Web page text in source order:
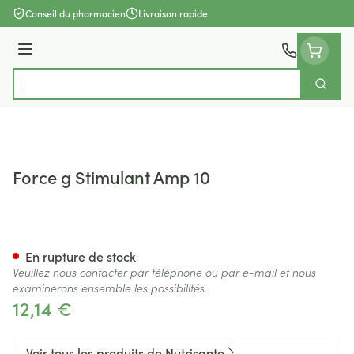
Aller au contenu
Conseil du pharmacien Livraison rapide
Menu
Rechercher
Force g Stimulant Amp 10
12,14 €
En rupture de stock
Veuillez nous contacter par téléphone ou par e-mail et nous
examinerons ensemble les possibilités.